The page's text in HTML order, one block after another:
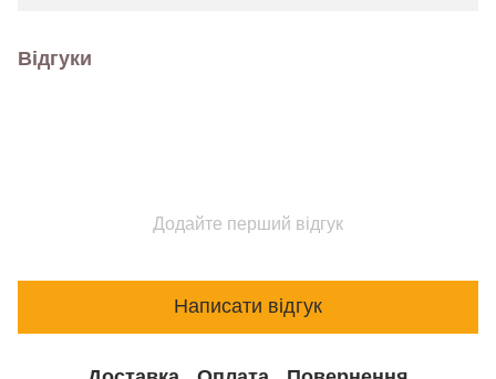
Відгуки
Додайте перший відгук
Написати відгук